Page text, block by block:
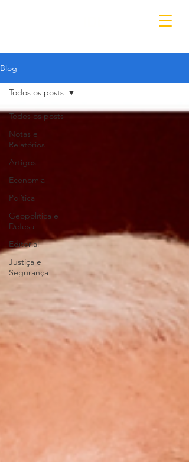
Blog
Todos os posts
Notas e
Relatórios
Artigos
Economia
Política
Geopolítica e
Defesa
Editorial
Justiça e
Segurança
Todos os posts